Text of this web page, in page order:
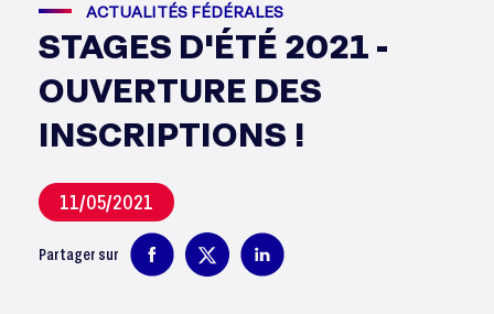
ACTUALITÉS FÉDÉRALES
STAGES D'ÉTÉ 2021 -
OUVERTURE DES
INSCRIPTIONS !
11/05/2021
Partager sur